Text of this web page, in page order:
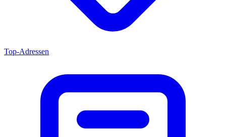
Top-Adressen